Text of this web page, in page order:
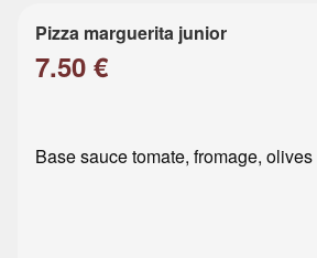
Pizza marguerita junior
7.50 €
Base sauce tomate, fromage, olives